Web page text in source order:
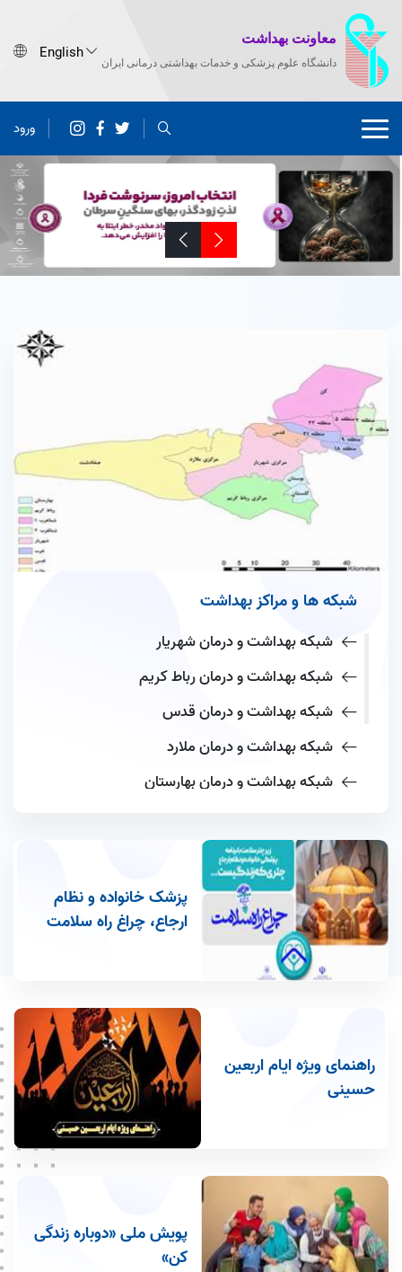
معاونت بهداشت
دانشگاه علوم پزشکی و خدمات بهداشتی درمانی ایران
ورود
شبکه ها و مراکز بهداشت
شبکه بهداشت و درمان شهریار
شبکه بهداشت و درمان رباط کریم
شبکه بهداشت و درمان قدس
شبکه بهداشت و درمان ملارد
شبکه بهداشت و درمان بهارستان
مرکز بهداشت شمالغرب تهران1
مرکز بهداشت شمال غرب تهران 2پزشک خانواده و نظام
ارجاع، چراغ راه سلامت
راهنمای ویژه ایام اربعین
حسینی
پویش ملی «دوباره زندگی
کن»